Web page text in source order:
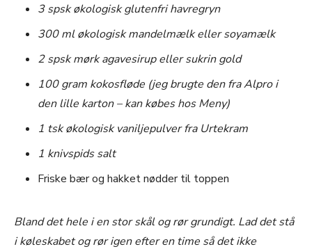
3 spsk økologisk glutenfri havregryn
300 ml økologisk mandelmælk eller soyamælk
2 spsk mørk agavesirup eller sukrin gold
100 gram kokosfløde (jeg brugte den fra Alpro i
den lille karton – kan købes hos Meny)
1 tsk økologisk vaniljepulver fra Urtekram
1 knivspids salt
Friske bær og hakket nødder til toppen
Bland det hele i en stor skål og rør grundigt. Lad det stå
i køleskabet og rør igen efter en time så det ikke